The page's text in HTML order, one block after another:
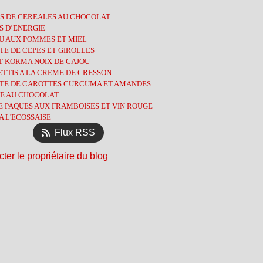
(1)
(3)
(2)
(5)
(7)
(3)
(6)
(13)
(5)
(10)
(8)
(9)
(8)
(3)
(9)
(4)
(14)
(11)
(12)
DE CEREALES AU CHOCOLAT
D’ENERGIE
AUX POMMES ET MIEL
DE CEPES ET GIROLLES
KORMA NOIX DE CAJOU
A LA CREME DE CRESSON
DE CAROTTES CURCUMA ET AMANDES
AU CHOCOLAT
PAQUES AUX FRAMBOISES ET VIN ROUGE
L'ECOSSAISE
Flux RSS
le propriétaire du blog